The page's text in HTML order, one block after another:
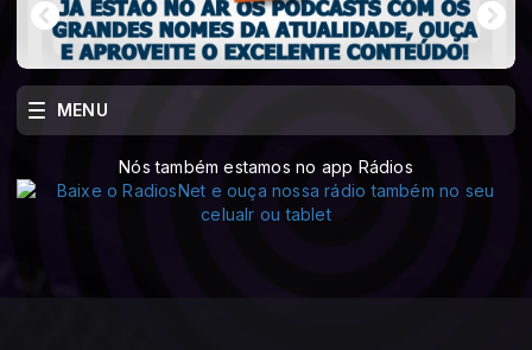
MENU
Nós também estamos no app Rádios